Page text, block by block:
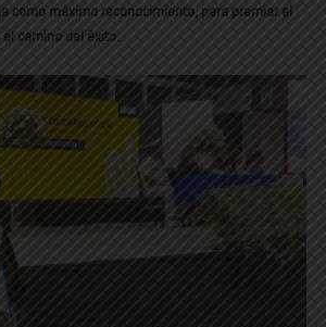
como máximo reconocimiento, para premiar el
camino del éxito.